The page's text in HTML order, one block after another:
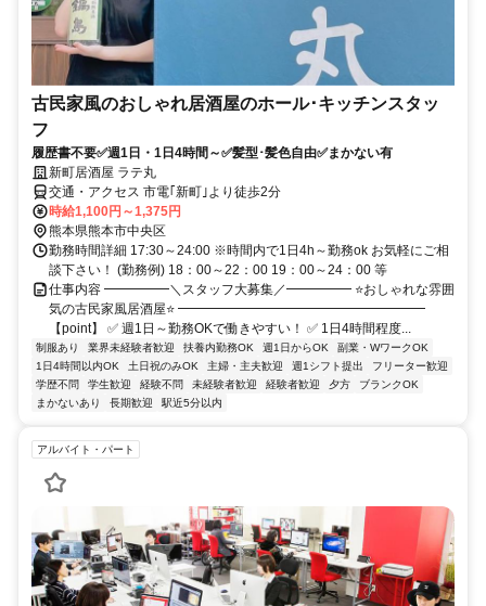
古民家風のおしゃれ居酒屋のホール･キッチンスタッ
フ
履歴書不要✅週1日・1日4時間～✅髪型･髪色自由✅まかない有
新町居酒屋 ラテ丸
交通・アクセス 市電｢新町｣より徒歩2分
時給1,100円～1,375円
熊本県熊本市中央区
勤務時間詳細 17:30～24:00 ※時間内で1日4h～勤務ok お気軽にご相
談下さい！ (勤務例) 18：00～22：00 19：00～24：00 等
仕事内容 ━━━━━＼スタッフ大募集／━━━━━ ⭐おしゃれな雰囲
気の古民家風居酒屋⭐ ━━━━━━━━━━━━━━━━━━━
【point】 ✅ 週1日～勤務OKで働きやすい！ ✅ 1日4時間程度...
制服あり 業界未経験者歓迎 扶養内勤務OK 週1日からOK
副業・WワークOK
1日4時間以内OK
土日祝のみOK 主婦・主夫歓迎 週1シフト提出
フリーター歓迎
学歴不問
学生歓迎 経験不問 未経験者歓迎 経験者歓迎 夕方
ブランクOK
まかないあり
長期歓迎 駅近5分以内
アルバイト・パート